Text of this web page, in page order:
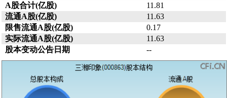
A股合计(亿股)
11.81
流通A股(亿股)
11.63
限售流通A股(亿股)
0.17
实际流通A股(亿股)
11.63
股本变动公告日期
--